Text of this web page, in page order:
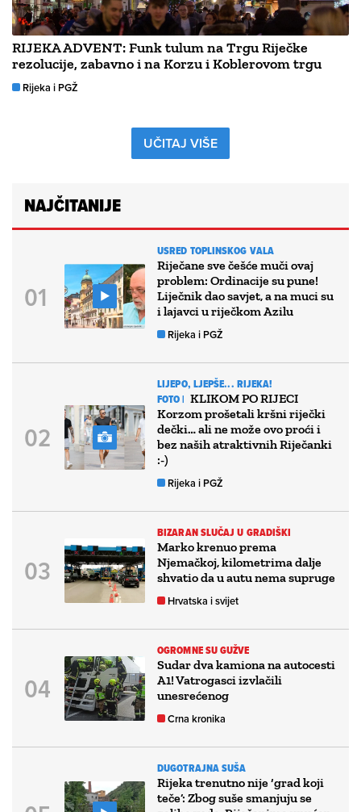
RIJEKA ADVENT: Funk tulum na Trgu Riječke
rezolucije, zabavno i na Korzu i Koblerovom trgu
Rijeka i PGŽ
UČITAJ VIŠE
NAJČITANIJE
USRED TOPLINSKOG VALA
Riječane sve češće muči ovaj
problem: Ordinacije su pune!
Liječnik dao savjet, a na muci su
i lajavci u riječkom Azilu
Rijeka i PGŽ
LIJEPO, LJEPŠE... RIJEKA!
FOTO | KLIKOM PO RIJECI
Korzom prošetali kršni riječki
dečki… ali ne može ovo proći i
bez naših atraktivnih Riječanki
:-)
Rijeka i PGŽ
BIZARAN SLUČAJ U GRADIŠKI
Marko krenuo prema
Njemačkoj, kilometrima dalje
shvatio da u autu nema supruge
Hrvatska i svijet
OGROMNE SU GUŽVE
Sudar dva kamiona na autocesti
A1! Vatrogasci izvlačili
unesrećenog
Crna kronika
DUGOTRAJNA SUŠA
Rijeka trenutno nije ‘grad koji
teče’: Zbog suše smanjuju se